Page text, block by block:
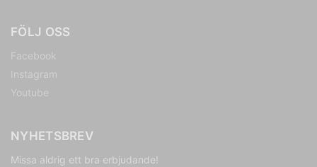
FÖLJ OSS
Facebook
Instagram
Youtube
NYHETSBREV
Missa aldrig ett bra erbjudande!